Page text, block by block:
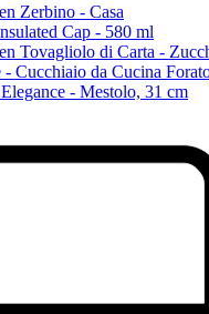
Zerbino - Casa
Cap - 580 ml
Tovagliolo di Carta -
- Cucchiaio da Cucina
- Mestolo, 31 cm